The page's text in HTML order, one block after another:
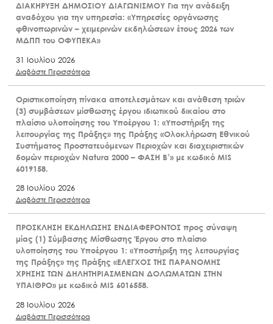
ΔΙΑΚΗΡΥΞΗ ΔΗΜΟΣΙΟΥ ΔΙΑΓΩΝΙΣΜΟΥ Για την ανάδειξη
αναδόχου για την υπηρεσία: «Υπηρεσίες οργάνωσης
φθινοπωρινών – χειμερινών εκδηλώσεων έτους 2026 των
ΜΔΠΠ του ΟΦΥΠΕΚΑ»
31 Ιουλίου 2026
Διαβάστε Περισσότερα
Οριστικοποίηση πίνακα αποτελεσμάτων και ανάθεση τριών
(3) συμβάσεων μίσθωσης έργου ιδιωτικού δικαίου στο
πλαίσιο υλοποίησης του Υποέργου 1: «Υποστήριξη της
λειτουργίας της Πράξης» της Πράξης «Ολοκλήρωση Εθνικού
Συστήματος Προστατευόμενων Περιοχών και διαχειριστικών
δομών περιοχών Natura 2000 – ΦΑΣΗ Β’» με κωδικό MIS
6019158.
28 Ιουλίου 2026
Διαβάστε Περισσότερα
ΠΡΟΣΚΛΗΣΗ ΕΚΔΗΛΩΣΗΣ ΕΝΔΙΑΦΕΡΟΝΤΟΣ προς σύναψη
μίας (1) Σύμβασης Μίσθωσης Έργου στο πλαίσιο
υλοποίησης του Υποέργου 1: «Υποστήριξη της λειτουργίας
της Πράξης» της Πράξης «ΕΛΕΓΧΟΣ ΤΗΣ ΠΑΡΑΝΟΜΗΣ
ΧΡΗΣΗΣ ΤΩΝ ΔΗΛΗΤΗΡΙΑΣΜΕΝΩΝ ΔΟΛΩΜΑΤΩΝ ΣΤΗΝ
ΥΠΑΙΘΡΟ» με κωδικό MIS 6016558.
28 Ιουλίου 2026
Διαβάστε Περισσότερα